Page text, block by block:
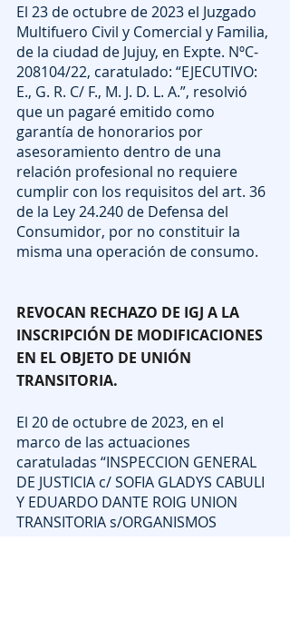
El 23 de octubre de 2023 el Juzgado
Multifuero Civil y Comercial y Familia,
de la ciudad de Jujuy, en Expte. NºC-
208104/22, caratulado: “EJECUTIVO:
E., G. R. C/ F., M. J. D. L. A.”, resolvió
que un pagaré emitido como
garantía de honorarios por
asesoramiento dentro de una
relación profesional no requiere
cumplir con los requisitos del art. 36
de la Ley 24.240 de Defensa del
Consumidor, por no constituir la
misma una operación de consumo.
REVOCAN RECHAZO DE IGJ A LA
INSCRIPCIÓN DE MODIFICACIONES
EN EL OBJETO DE UNIÓN
TRANSITORIA.
El 20 de octubre de 2023, en el
marco de las actuaciones
caratuladas “INSPECCION GENERAL
DE JUSTICIA c/ SOFIA GLADYS CABULI
Y EDUARDO DANTE ROIG UNION
TRANSITORIA s/ORGANISMOS